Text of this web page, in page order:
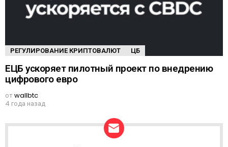
РЕГУЛИРОВАНИЕ КРИПТОВАЛЮТ ЦБ
ЕЦБ ускоряет пилотный проект по внедрению
цифрового евро
отwallbtc
4 года назад